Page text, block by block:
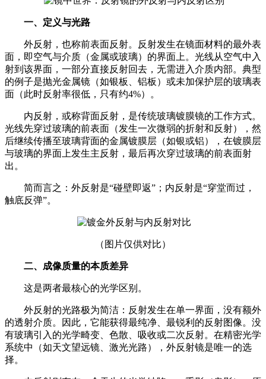
一、定义与光路
外反射，也称前表面反射。反射发生在镜面材料的最外表
面，即空气与介质（金属或玻璃）的界面上。光线从空气中入
射到该界面，一部分直接反射回去，无需进入介质内部。典型
的例子是抛光金属镜（如银板、铝板）或未加保护层的玻璃表
面（此时反射率很低，只有约4%）。
内反射，或称背面反射，是传统玻璃镀膜镜的工作方式。
光线先穿过玻璃的前表面（发生一次微弱的折射和反射），然
后继续传播至玻璃背面的金属镀膜层（如银或铝），在镀膜层
与玻璃的界面上发生主反射，最后再次穿过玻璃的前表面射
出。
简而言之：外反射是“碰壁即返”；内反射是“穿堂而过，
触底反弹”。
（图片仅供对比）
二、成像质量的本质差异
这是两者最核心的光学区别。
外反射的光路极为简洁：反射发生在单一界面，没有额外
的透射介质。因此，它能获得最纯净、最锐利的反射图像。没
有玻璃引入的光学畸变、色散、吸收或二次反射。在精密光学
系统中（如天文望远镜、激光光路），外反射镜是唯一的选
择。